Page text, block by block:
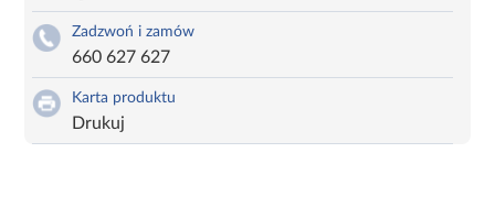
Zadzwoń i zamów
660 627 627
Karta produktu
Drukuj